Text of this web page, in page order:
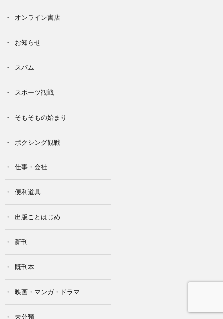
オンライン書店
お知らせ
スパム
スポーツ観戦
そもそもの始まり
ボクシング観戦
仕事・会社
便利道具
出版ことはじめ
新刊
既刊本
映画・マンガ・ドラマ
未分類